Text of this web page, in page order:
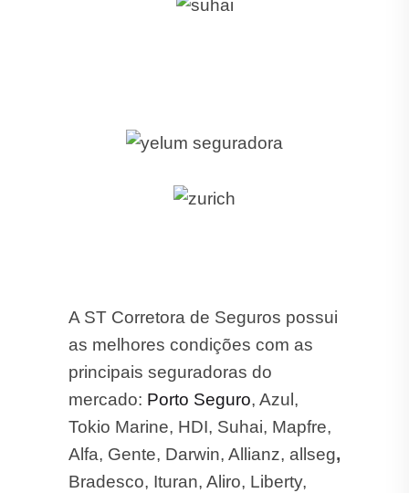
A ST Corretora de Seguros possui
as melhores condições com as
principais seguradoras do
mercado: Porto Seguro, Azul,
Tokio Marine, HDI, Suhai, Mapfre,
Alfa, Gente, Darwin, Allianz, allseg,
Bradesco, Ituran, Aliro, Liberty,